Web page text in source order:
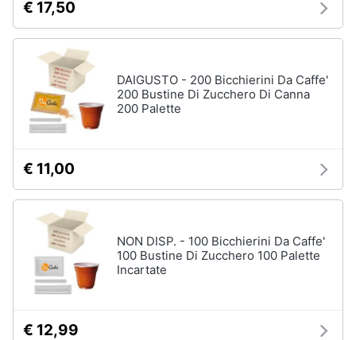
€ 17,50
DAIGUSTO - 200 Bicchierini Da Caffe'
200 Bustine Di Zucchero Di Canna
200 Palette
€ 11,00
NON DISP. - 100 Bicchierini Da Caffe'
100 Bustine Di Zucchero 100 Palette
Incartate
€ 12,99